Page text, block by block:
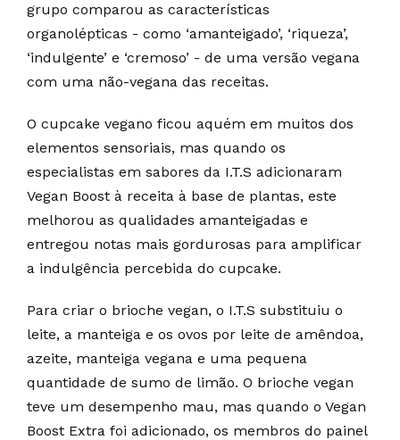
grupo comparou as características
organolépticas - como ‘amanteigado’, ‘riqueza’,
‘indulgente’ e ‘cremoso’ - de uma versão vegana
com uma não-vegana das receitas.
O cupcake vegano ficou aquém em muitos dos
elementos sensoriais, mas quando os
especialistas em sabores da I.T.S adicionaram
Vegan Boost à receita à base de plantas, este
melhorou as qualidades amanteigadas e
entregou notas mais gordurosas para amplificar
a indulgência percebida do cupcake.
Para criar o brioche vegan, o I.T.S substituiu o
leite, a manteiga e os ovos por leite de amêndoa,
azeite, manteiga vegana e uma pequena
quantidade de sumo de limão. O brioche vegan
teve um desempenho mau, mas quando o Vegan
Boost Extra foi adicionado, os membros do painel